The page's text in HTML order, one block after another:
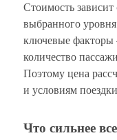
Стоимость зависит
выбранного
ключевые факторы
количество
Поэтому цена
и условиям
Что сильнее